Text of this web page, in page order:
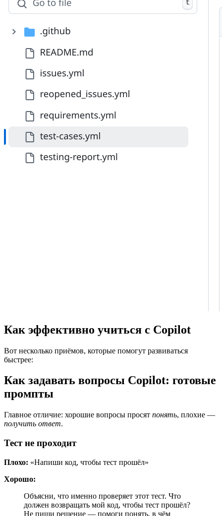
Как эффективно учиться с Copilot
Вот несколько приёмов, которые помогут развиваться
быстрее:
Как задавать вопросы Copilot: готовые
промпты
Главное отличие: хорошие вопросы просят понять, плохие —
получить ответ.
Тест не проходит
Плохо: «Напиши код, чтобы тест прошёл»
Хорошо:
Объясни, что именно проверяет этот тест. Что
должен возвращать мой код, чтобы тест прошёл?
Не пиши решение — помоги понять, в чём